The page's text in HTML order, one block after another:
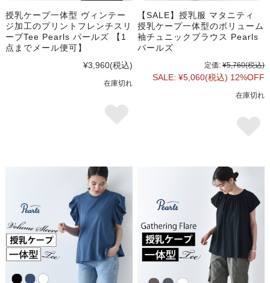
授乳ケープ一体型 ヴィンテー
ジ加工のプリントフレンチスリ
ーブTee Pearls パールズ 【1
点までメール便可】
¥3,960(税込)
在庫切れ
【SALE】授乳服 マタニティ
授乳ケープ一体型のボリューム
袖チュニックブラウス Pearls
パールズ
定価: ¥5,760(税込)
SALE: ¥5,060(税込) 12%OFF
在庫切れ